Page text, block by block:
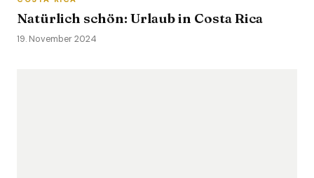
Natürlich schön: Urlaub in Costa Rica
19. November 2024